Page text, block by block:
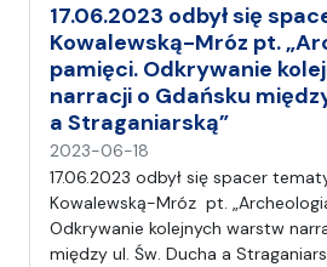
17.06.2023 odbył się
Kowalewską-Mróz pt.
pamięci. Odkrywanie
narracji o Gdańsku
a Straganiarską”
2023-06-18
a
p
i
s
17.06.2023 odbył się spacer
Kowalewską-Mróz pt.
Odkrywanie kolejnych warstw
między ul. Św. Ducha a